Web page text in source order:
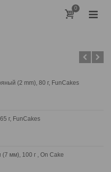
0
(2 mm), 80 г, FunCakes
г, FunCakes
мм), 100 г , On Cake